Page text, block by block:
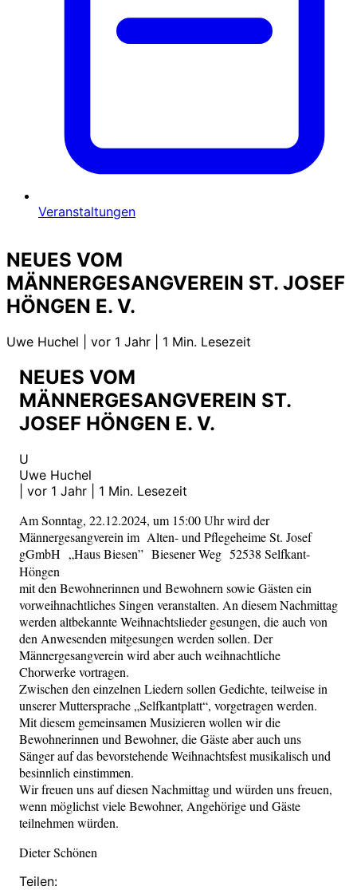
Veranstaltungen
NEUES VOM
MÄNNERGESANGVEREIN ST. JOSEF
HÖNGEN E. V.
Uwe Huchel vor 1 Jahr 1 Min. Lesezeit
NEUES VOM
MÄNNERGESANGVEREIN ST.
JOSEF HÖNGEN E. V.
U
Uwe Huchel
vor 1 Jahr 1 Min. Lesezeit
Am Sonntag, 22.12.2024, um 15:00 Uhr wird der
Männergesangverein im Alten- und Pflegeheime St. Josef
gGmbH „Haus Biesen” Biesener Weg 52538 Selfkant-
Höngen
mit den Bewohnerinnen und Bewohnern sowie Gästen ein
vorweihnachtliches Singen veranstalten. An diesem Nachmittag
werden altbekannte Weihnachtslieder gesungen, die auch von
den Anwesenden mitgesungen werden sollen. Der
Männergesangverein wird aber auch weihnachtliche
Chorwerke vortragen.
Zwischen den einzelnen Liedern sollen Gedichte, teilweise in
unserer Muttersprache „Selfkantplatt“, vorgetragen werden.
Mit diesem gemeinsamen Musizieren wollen wir die
Bewohnerinnen und Bewohner, die Gäste aber auch uns
Sänger auf das bevorstehende Weihnachtsfest musikalisch und
besinnlich einstimmen.
Wir freuen uns auf diesen Nachmittag und würden uns freuen,
wenn möglichst viele Bewohner, Angehörige und Gäste
teilnehmen würden.
Dieter Schönen
Teilen: